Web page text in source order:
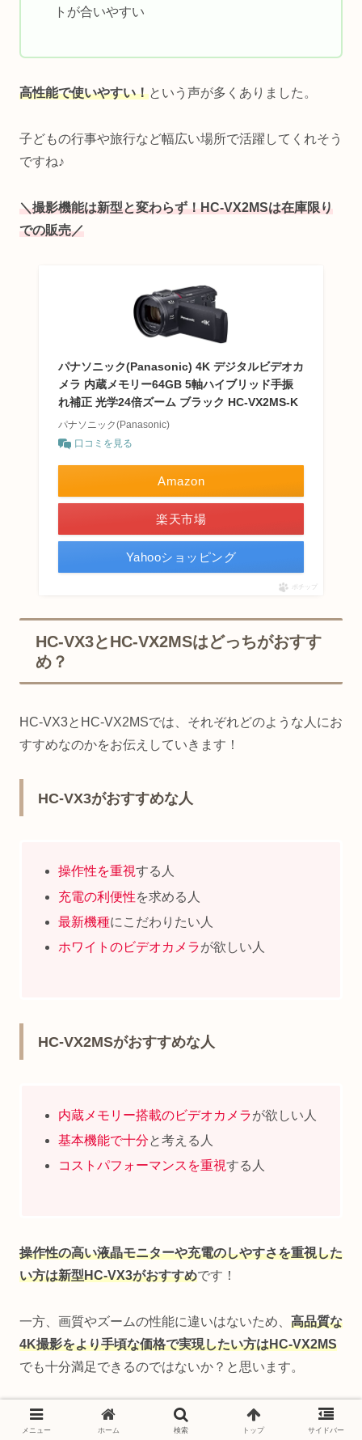
トが合いやすい
高性能で使いやすい！という声が多くありました。
子どもの行事や旅行など幅広い場所で活躍してくれそう
ですね♪
＼撮影機能は新型と変わらず！HC-VX2MSは在庫限り
での販売／
パナソニック(Panasonic) 4K デジタルビデオカ
メラ 内蔵メモリー64GB 5軸ハイブリッド手振
れ補正 光学24倍ズーム ブラック HC-VX2MS-K
パナソニック(Panasonic)
口コミを見る
Amazon
楽天市場
Yahooショッピング
ポチップ
HC-VX3とHC-VX2MSはどっちがおすす
め？
HC-VX3とHC-VX2MSでは、それぞれどのような人にお
すすめなのかをお伝えしていきます！
HC-VX3がおすすめな人
操作性を重視する人
充電の利便性を求める人
最新機種にこだわりたい人
ホワイトのビデオカメラが欲しい人
HC-VX2MSがおすすめな人
内蔵メモリー搭載のビデオカメラが欲しい人
基本機能で十分と考える人
コストパフォーマンスを重視する人
操作性の高い液晶モニターや充電のしやすさを重視した
い方は新型HC-VX3がおすすめです！
一方、画質やズームの性能に違いはないため、 高品質な
4K撮影をより手頃な価格で実現したい方はHC-VX2MS
でも十分満足できるのではないか？と思います。
どちらを購入するか迷った場合は、HC-VX3で新しく搭
載された機能が自分に必要か？という視点で検討してみ
メニュー ホーム 検索 トップ サイドバー